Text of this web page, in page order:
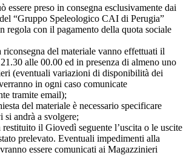
essere preso in consegna esclusivamente dai
“Gruppo Speleologico CAI di Perugia”
regola con il pagamento della quota sociale
del materiale vanno effettuati il
alle 00.00 ed in presenza di almeno uno
(eventuali variazioni di disponibilità dei
in ogni caso comunicate
tramite email);
del materiale è necessario specificare
si andrà a svolgere;
il Giovedì seguente l’uscita o le uscite
prelevato. Eventuali impedimenti alla
essere comunicati ai Magazzinieri